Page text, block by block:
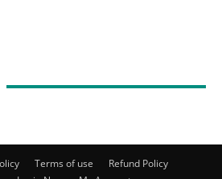
Terms of use
Refund Policy